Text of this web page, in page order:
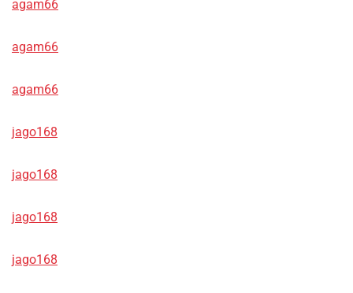
agam66
agam66
agam66
jago168
jago168
jago168
jago168